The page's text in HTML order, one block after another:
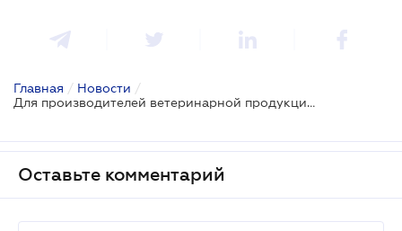
Главная / Новости /
Для производителей ветеринарной продукции разработали лицензионные условия
Оставьте комментарий